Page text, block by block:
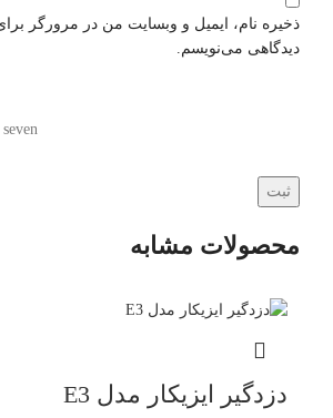
ذخیره نام، ایمیل و وبسایت من در مرورگر
دیدگاهی می‌نویسم.
seven
محصولات مشابه
دزدگیر ایزیکار مدل E3